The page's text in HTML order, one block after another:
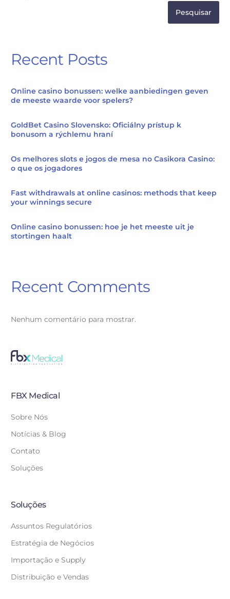
Pesquisar
Recent Posts
Online casino bonussen: welke aanbiedingen geven
de meeste waarde voor spelers?
GoldBet Casino Slovensko: Oficiálny prístup k
bonusom a rýchlemu hraní
Os melhores slots e jogos de mesa no Casikora Casino:
o que os jogadores
Fast withdrawals at online casinos: methods that keep
your winnings secure
Online casino bonussen: hoe je het meeste uit je
stortingen haalt
Recent Comments
Nenhum comentário para mostrar.
FBX Medical
Sobre Nós
Notícias & Blog
Contato
Soluções
Soluções
Assuntos Regulatórios
Estratégia de Negócios
Importação e Supply
Distribuição e Vendas